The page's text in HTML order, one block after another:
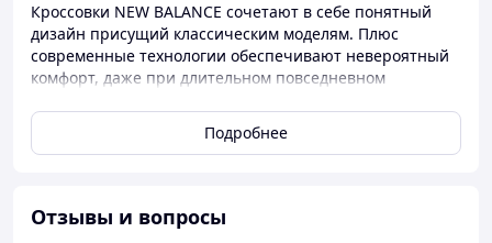
Кроссовки NEW BALANCE сочетают в себе понятный
дизайн присущий классическим моделям. Плюс
современные технологии обеспечивают невероятный
комфорт, даже при длительном повседневном
сочетания неопрена и кожи, дополнена мягким
язычком и традиционной системой шнуровки. Модель
и цепкой полиуретановой подметкой для лучшего
сцепления. Розмірна сітка 41- 26 см. 42 -27 см. 43- 27.5
Подробнее
Отзывы и вопросы